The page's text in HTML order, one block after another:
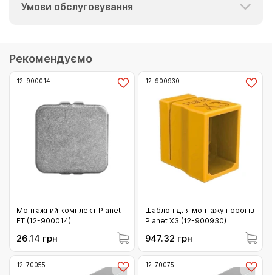
Умови обслуговування
Рекомендуємо
12-900014
Монтажний комплект Planet
FT (12-900014)
26.14 грн
12-900930
Шаблон для монтажу порогів
Planet X3 (12-900930)
947.32 грн
12-70055 12-70075